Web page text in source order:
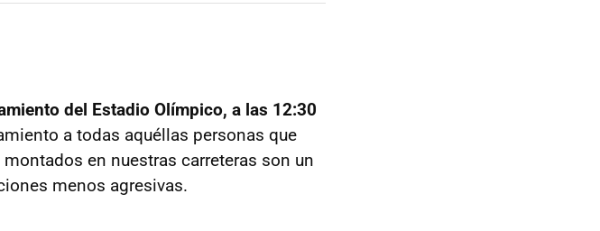
del Estadio Olímpico, a las 12:30
a todas aquéllas personas que
en nuestras carreteras son un
menos agresivas.